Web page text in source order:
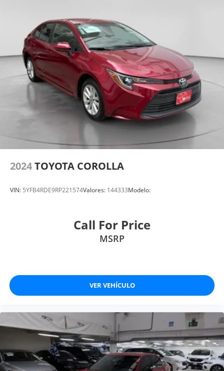
2024TOYOTA COROLLA
VIN: 5YFB4RDE9RP221574Valores: 144333Modelo:
Call For Price
MSRP
VER VEHÍCULO